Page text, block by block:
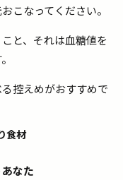
こなってください。
と、それは血糖値を
控えめがおすすめで
食材
なた